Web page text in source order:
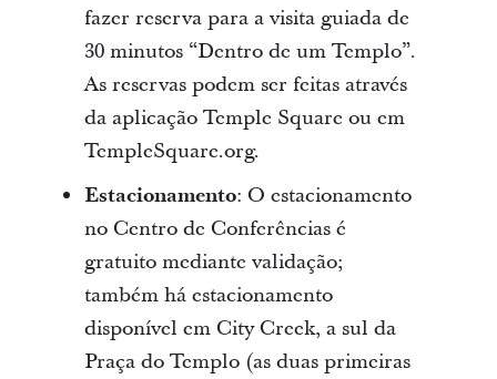
fazer reserva para a visita guiada de
30 minutos “Dentro de um Templo”.
As reservas podem ser feitas através
da aplicação Temple Square ou em
TempleSquare.org.
Estacionamento: O estacionamento
no Centro de Conferências é
gratuito mediante validação;
também há estacionamento
disponível em City Creek, a sul da
Praça do Templo (as duas primeiras